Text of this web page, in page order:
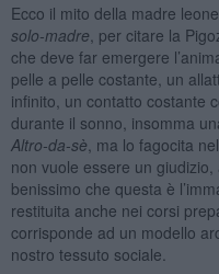
Ecco il mito della madre
solo-madre , per citare la
che deve far emergere
pelle a pelle costante, un
infinito, un contatto costante
durante il sonno, insomma
Altro-da-sè , ma lo fagocita
non vuole essere un
benissimo che questa è
restituita anche nei corsi
corrisponde ad un modello
nostro tessuto sociale.